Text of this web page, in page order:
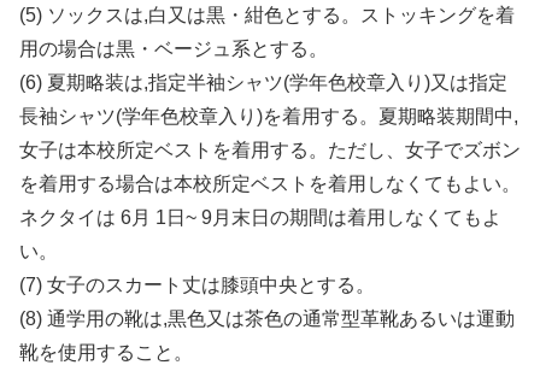
(5) ソックスは,白又は黒・紺色とする。ストッキングを着
用の場合は黒・ベージュ系とする。
(6) 夏期略装は,指定半袖シャツ(学年色校章入り)又は指定
長袖シャツ(学年色校章入り)を着用する。夏期略装期間中,
女子は本校所定ベストを着用する。ただし、女子でズボン
を着用する場合は本校所定ベストを着用しなくてもよい。
ネクタイは 6月 1日~ 9月末日の期間は着用しなくてもよ
い。
(7) 女子のスカート丈は膝頭中央とする。
(8) 通学用の靴は,黒色又は茶色の通常型革靴あるいは運動
靴を使用すること。